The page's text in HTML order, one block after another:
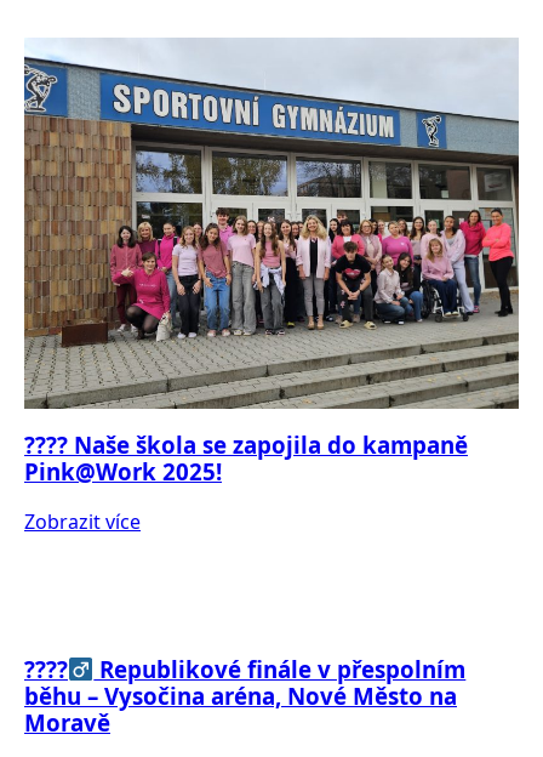
???? Naše škola se zapojila do kampaně
Pink@Work 2025!
Zobrazit více
????‍
Republikové finále v přespolním
běhu – Vysočina aréna, Nové Město na
Moravě